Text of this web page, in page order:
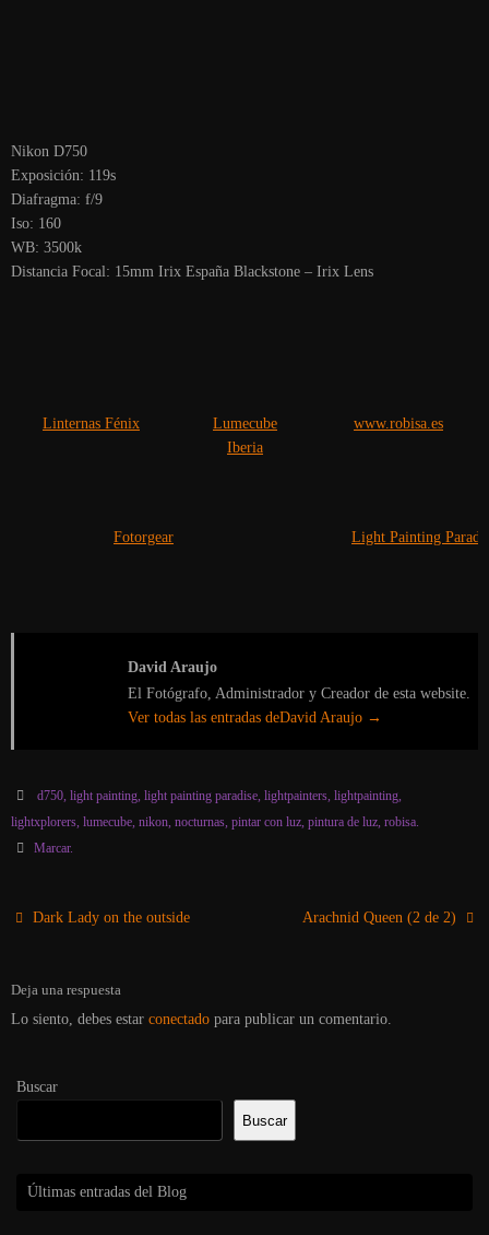
Nikon D750
Exposición: 119s
Diafragma: f/9
Iso: 160
WB: 3500k
Distancia Focal: 15mm Irix España Blackstone – Irix Lens
Linternas Fénix
Lumecube
Iberia
www.robisa.es
Fotorgear Light Painting
David Araujo
El Fotógrafo, Administrador y Creador de esta website.
Ver todas las entradas deDavid Araujo →
d750, light painting, light painting paradise, lightpainters, lightpainting,
lightxplorers, lumecube, nikon, nocturnas, pintar con luz, pintura de luz, robisa.
Marcar.
Dark Lady on the outside Arachnid Queen (2 de 2)
Deja una respuesta
Lo siento, debes estar conectado para publicar un comentario.
Buscar
Buscar
Últimas entradas del Blog